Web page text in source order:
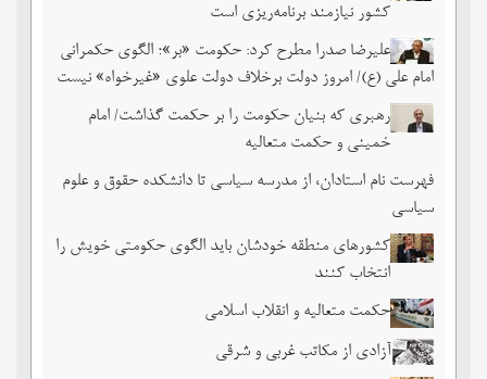
کشور نیازمند برنامه‌ریزی است
علیرضا صدرا مطرح کرد: حکومت «بر»؛ الگوی حکمرانی
امام علی (ع)/ امروز دولت برخلاف دولت علوی «غیرخواه» نیست
رهبری که بنیان حکومت را بر حکمت گذاشت/ امام
خمینی و حکمت متعالیه
فهرست نام استادان، از مدرسه سیاسی تا دانشکده حقوق و علوم
سیاسی
کشورهای منطقه خودشان باید الگوی حکومتی خویش را
انتخاب کنند
حکمت متعالیه و انقلاب اسلامی
آزادی از مکاتب غربی و شرقی